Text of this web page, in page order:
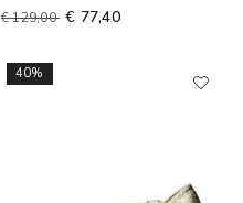
€ 129,00 € 77,40
40%